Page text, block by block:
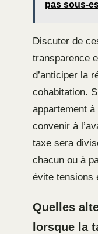
pas sous-
Discuter de
transparence
d’anticiper la
cohabitation.
appartement
convenir à
taxe sera
chacun ou à
évite tensions
Quelles
lorsque la